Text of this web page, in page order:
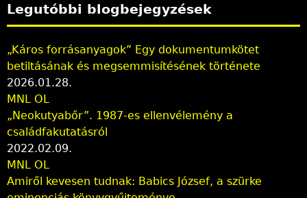
Legutóbbi blogbejegyzések
„Káros forrásanyagok” Egy dokumentumkötet
betiltásának és megsemmisítésének története
2026.01.28.
MNL OL
„Neokutyabőr”. 1987-es ellenvélemény a
családfakutatásról
2022.02.09.
MNL OL
Amiről kevesen tudnak: Babics József, a szürke